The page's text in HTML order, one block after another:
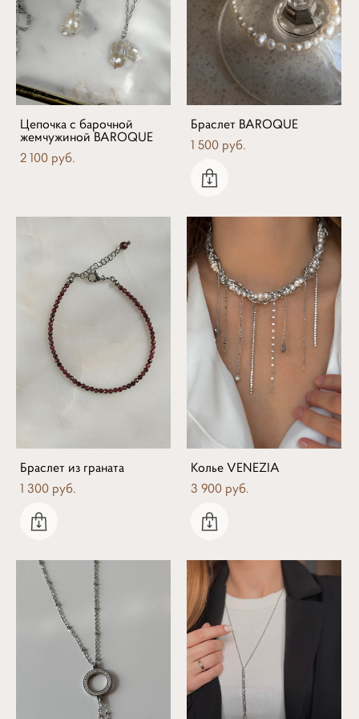
Цепочка с барочной
жемчужиной BAROQUE
2 100 pуб.
Браслет BAROQUE
1 500 pуб.
Браслет из граната
1 300 pуб.
Колье VENEZIA
3 900 pуб.